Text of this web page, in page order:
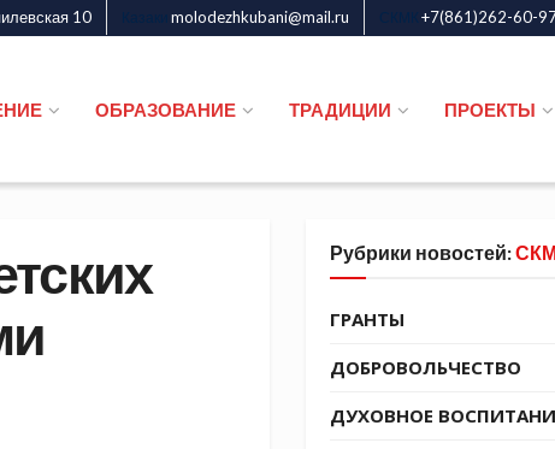
10 molodezhkubani@mail.ru +7(861)262-60-
ОБРАЗОВАНИЕ ТРАДИЦИИ ПРОЕКТЫ
Рубрики новостей:
ГРАНТЫ
ДОБРОВОЛЬЧЕСТВО
ДУХОВНОЕ